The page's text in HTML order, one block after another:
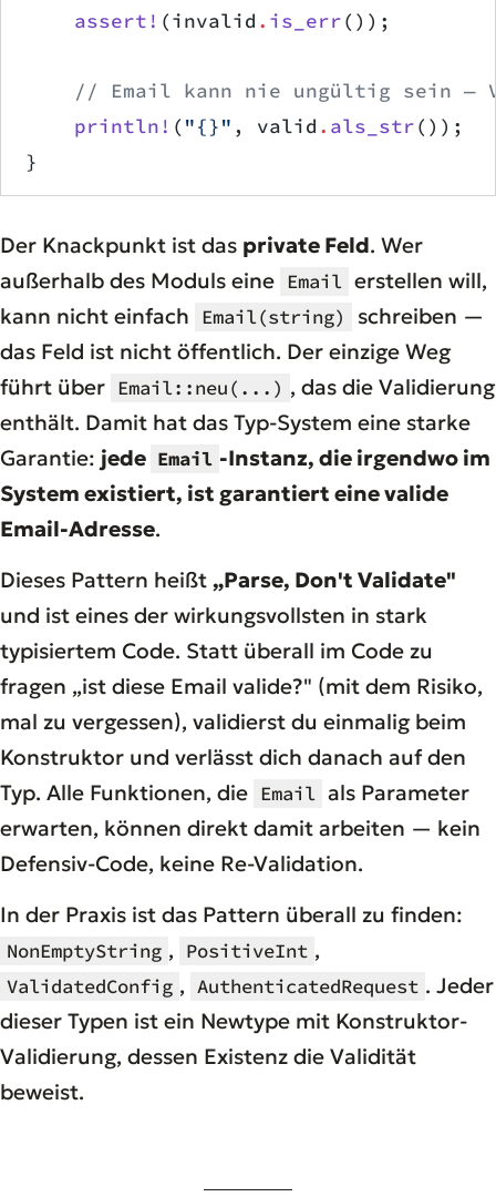
    assert!
(invalid . is_err());
// Email kann nie ungültig sein —
    println!
( "{}" , valid . als_str());
}
Der Knackpunkt ist das private Feld. Wer
außerhalb des Moduls eine Email erstellen will,
kann nicht einfach Email(string)
schreiben —
das Feld ist nicht öffentlich. Der einzige Weg
führt über Email::neu(...) , das die Validierung
enthält. Damit hat das Typ-System eine starke
Garantie: jede Email -Instanz, die irgendwo im
System existiert, ist garantiert eine valide
Email-Adresse.
Dieses Pattern heißt „Parse, Don't Validate"
und ist eines der wirkungsvollsten in stark
typisiertem Code. Statt überall im Code zu
fragen „ist diese Email valide?" (mit dem Risiko,
mal zu vergessen), validierst du einmalig beim
Konstruktor und verlässt dich danach auf den
Typ. Alle Funktionen, die Email als Parameter
erwarten, können direkt damit arbeiten — kein
Defensiv-Code, keine Re-Validation.
In der Praxis ist das Pattern überall zu finden:
NonEmptyString , PositiveInt ,
ValidatedConfig , AuthenticatedRequest . Jeder
dieser Typen ist ein Newtype mit Konstruktor-
Validierung, dessen Existenz die Validität
beweist.